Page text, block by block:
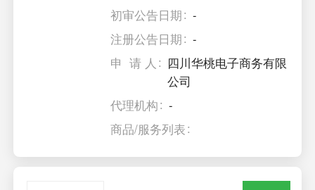
初审公告日期
-
注册公告日期
-
申 请 人
四川华桃电子商务有限
公司
代理机构
-
商品/服务列表